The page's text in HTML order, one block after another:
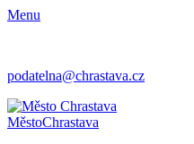
Menu
podatelna@chrastava.cz
MěstoChrastava